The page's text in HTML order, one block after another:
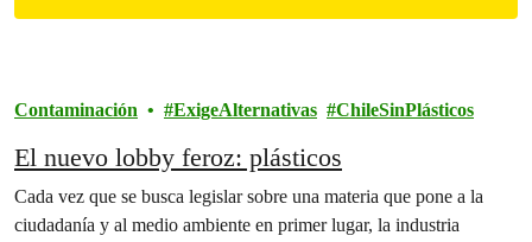
Contaminación ExigeAlternativas ChileSinPlásticos
El nuevo lobby feroz: plásticos
Cada vez que se busca legislar sobre una materia que pone a la
ciudadanía y al medio ambiente en primer lugar, la industria